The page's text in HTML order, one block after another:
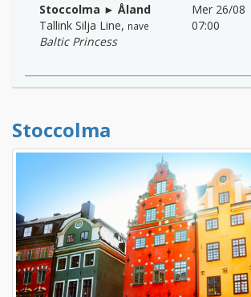
Stoccolma ► Åland
Tallink Silja Line, nave
Baltic Princess
Mer 26/08
07:00
Stoccolma